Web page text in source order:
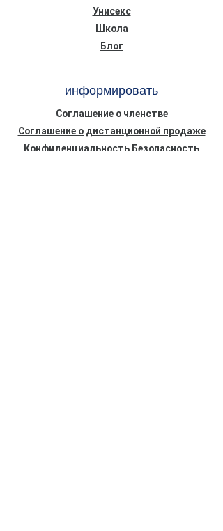
Унисекс
Школа
Блог
информировать
Соглашение о членстве
Соглашение о дистанционной продаже
Конфиденциальность Безопасность